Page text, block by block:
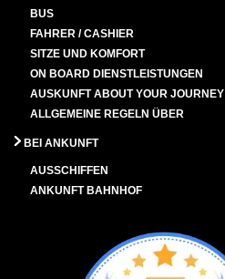
BUS
FAHRER / CASHIER
SITZE UND KOMFORT
ON BOARD DIENSTLEISTUNGEN
AUSKUNFT ABOUT YOUR JOURNEY
ALLGEMEINE REGELN ÜBER
BEI ANKUNFT
AUSSCHIFFEN
ANKUNFT BAHNHOF